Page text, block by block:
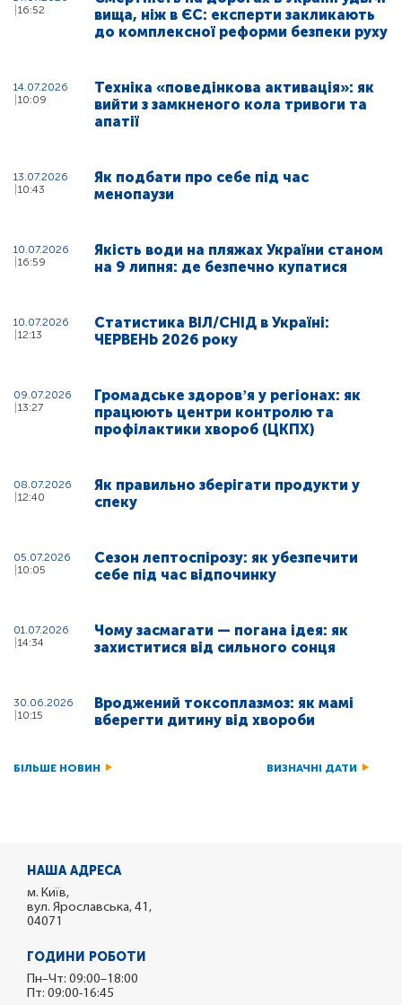
16:52
вища, ніж в ЄС: експерти закликають
до комплексної реформи безпеки руху
14.07.2026
10:09
Техніка «поведінкова активація»: як
вийти з замкненого кола тривоги та
апатії
13.07.2026
10:43
Як подбати про себе під час
менопаузи
10.07.2026
16:59
Якість води на пляжах України станом
на 9 липня: де безпечно купатися
10.07.2026
12:13
Статистика ВІЛ/СНІД в Україні:
ЧЕРВЕНЬ 2026 року
09.07.2026
13:27
Громадське здоровʼя у регіонах: як
працюють центри контролю та
профілактики хвороб (ЦКПХ)
08.07.2026
12:40
Як правильно зберігати продукти у
спеку
05.07.2026
10:05
Сезон лептоспірозу: як убезпечити
себе під час відпочинку
01.07.2026
14:34
Чому засмагати — погана ідея: як
захиститися від сильного сонця
30.06.2026
10:15
Вроджений токсоплазмоз: як мамі
вберегти дитину від хвороби
БІЛЬШЕ НОВИН ВИЗНАЧНІ ДАТИ
НАША АДРЕСА
м. Київ,
вул. Ярославська, 41,
04071
ГОДИНИ РОБОТИ
Пн–Чт: 09:00–18:00
Пт: 09:00-16:45